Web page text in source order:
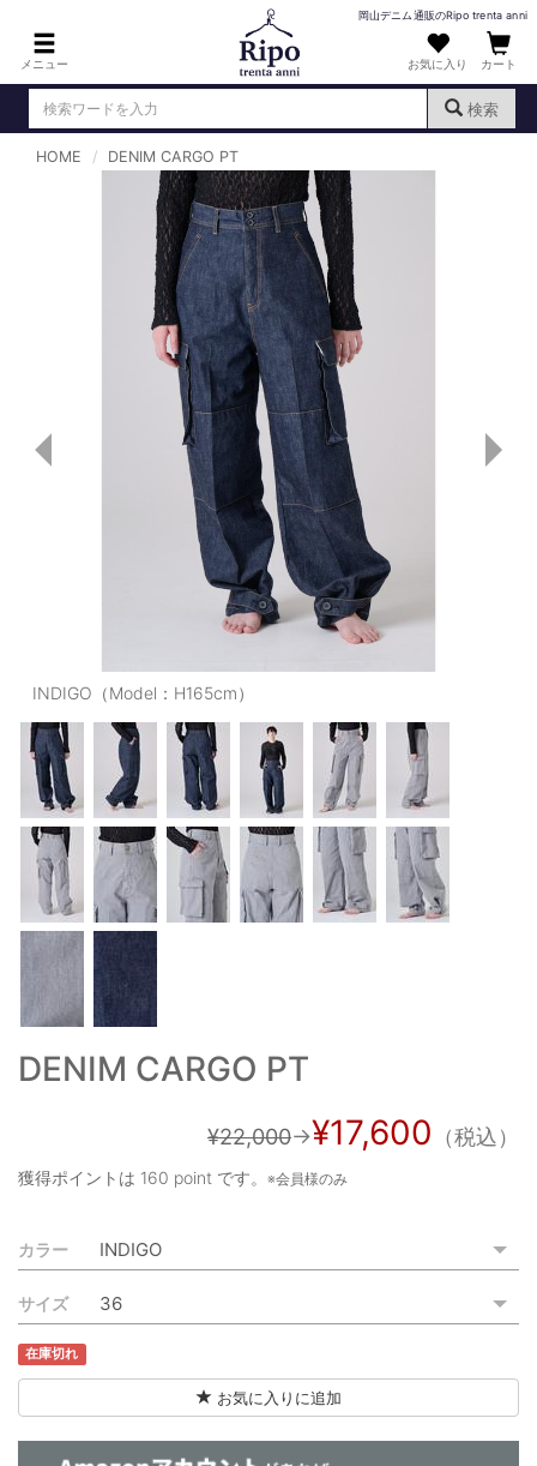
メニュー
岡山デニム通販のRipo trenta anni
お気に入り カート
検索
新規会員登録）
MENS : メンズ
DENIM : デニム
PANTS : パンツ
TOPS : トップス
T-SHIRT : Tシャツ
KNIT : ニット
SHIRT : シャツ
OUTERS : アウター
PANTS/SKIRT : パンツ・スカート
TOPS : トップス
OUTERS : アウター
OUTLET : アウトレット
MENS : メンズ
LADIES : レディース
新規会員登録
特定商取引法に基づく表記
お問い合わせ
HOME DENIM CARGO PT
INDIGO（Model：H165cm）
DENIM CARGO PT
¥22,000→¥17,600 （税込）
獲得ポイントは 160 point です。 ※会員様のみ
カラー
サイズ
在庫切れ
お気に入りに追加